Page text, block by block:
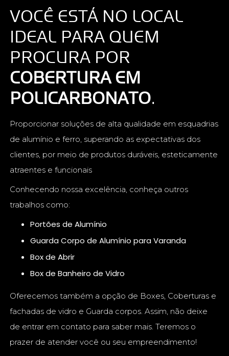
VOCÊ ESTÁ NO LOCAL
IDEAL PARA QUEM
PROCURA POR
COBERTURA EM
POLICARBONATO.
Proporcionar soluções de alta qualidade em esquadrias
de alumínio e ferro, superando as expectativas dos
clientes, por meio de produtos duráveis, esteticamente
atraentes e funcionais
Conhecendo nossa excelência, conheça outros
trabalhos como:
Portões de Alumínio
Guarda Corpo de Alumínio para Varanda
Box de Abrir
Box de Banheiro de Vidro
Oferecemos também a opção de Boxes, Coberturas e
fachadas de vidro e Guarda corpos. Assim, não deixe
de entrar em contato para saber mais. Teremos o
prazer de atender você ou seu empreendimento!